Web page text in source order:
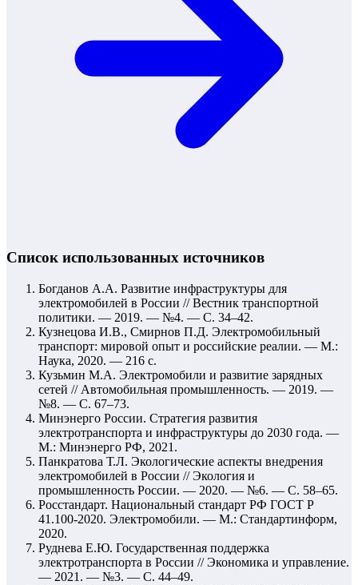
Список использованных источников
Богданов А.А. Развитие инфраструктуры для
электромобилей в России // Вестник транспортной
политики. — 2019. — №4. — С. 34–42.
Кузнецова И.В., Смирнов П.Д. Электромобильный
транспорт: мировой опыт и российские реалии. — М.:
Наука, 2020. — 216 с.
Кузьмин М.А. Электромобили и развитие зарядных
сетей // Автомобильная промышленность. — 2019. —
№8. — С. 67–73.
Минэнерго России. Стратегия развития
электротранспорта и инфраструктуры до 2030 года. —
М.: Минэнерго РФ, 2021.
Панкратова Т.Л. Экологические аспекты внедрения
электромобилей в России // Экология и
промышленность России. — 2020. — №6. — С. 58–65.
Росстандарт. Национальный стандарт РФ ГОСТ Р
41.100-2020. Электромобили. — М.: Стандартинформ,
2020.
Руднева Е.Ю. Государственная поддержка
электротранспорта в России // Экономика и управление.
— 2021. — №3. — С. 44–49.